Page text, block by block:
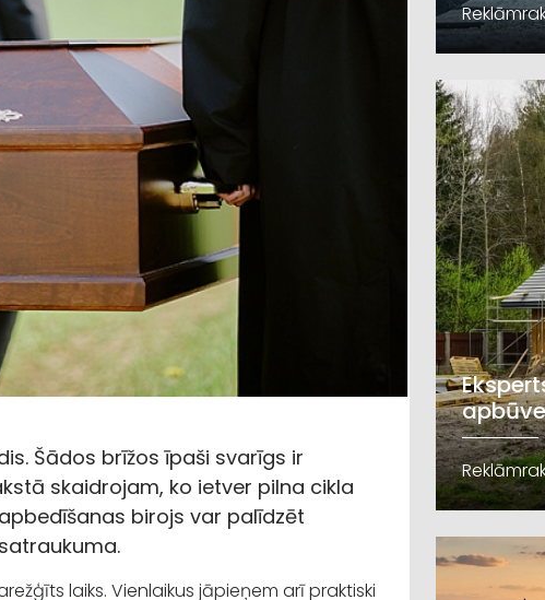
Šādos brīžos īpaši svarīgs ir
skaidrojam, ko ietver pilna cikla
birojs var palīdzēt
laiks. Vienlaikus jāpieņem arī praktiski